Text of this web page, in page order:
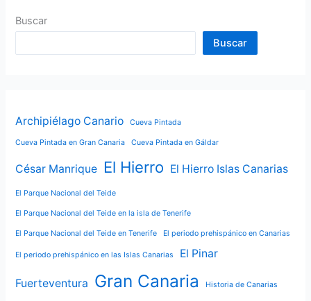
Buscar
Buscar
Archipiélago Canario Cueva Pintada
Cueva Pintada en Gran Canaria Cueva Pintada en Gáldar
César Manrique El Hierro El Hierro Islas Canarias
El Parque Nacional del Teide
El Parque Nacional del Teide en la isla de Tenerife
El Parque Nacional del Teide en Tenerife El periodo prehispánico en Canarias
El periodo prehispánico en las Islas Canarias El Pinar
Fuerteventura Gran Canaria Historia de Canarias